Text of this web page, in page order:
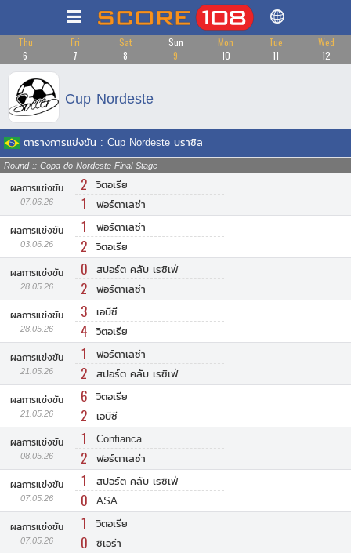
Thu
6
Fri
7
Sat
8
Sun
9
Mon
10
Tue
11
Wed
12
Cup Nordeste
ตารางการแข่งขัน : Cup Nordeste บราซิล
Round :: Copa do Nordeste Final Stage
ผลการแข่งขัน
07.06.26
2 วิตอเรีย
1 ฟอร์ตาเลซ่า
ผลการแข่งขัน
03.06.26
1 ฟอร์ตาเลซ่า
2 วิตอเรีย
ผลการแข่งขัน
28.05.26
0 สปอร์ต คลับ เรซิเฟ่
2 ฟอร์ตาเลซ่า
ผลการแข่งขัน
28.05.26
3 เอบีซี
4 วิตอเรีย
ผลการแข่งขัน
21.05.26
1 ฟอร์ตาเลซ่า
2 สปอร์ต คลับ เรซิเฟ่
ผลการแข่งขัน
21.05.26
6 วิตอเรีย
2 เอบีซี
ผลการแข่งขัน
08.05.26
1 Confianca
2 ฟอร์ตาเลซ่า
ผลการแข่งขัน
07.05.26
1 สปอร์ต คลับ เรซิเฟ่
0 ASA
ผลการแข่งขัน
07.05.26
1 วิตอเรีย
0 ซิเอร่า